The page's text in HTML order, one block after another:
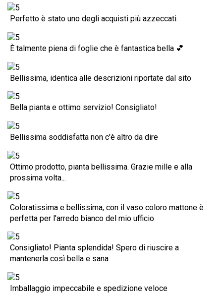
Perfetto è stato uno degli acquisti più azzeccati.
È talmente piena di foglie che è fantastica bella 💕
Bellissima, identica alle descrizioni riportate dal sito
Bella pianta e ottimo servizio! Consigliato!
Bellissima soddisfatta non c'è altro da dire
Ottimo prodotto, pianta bellissima. Grazie mille e alla
prossima volta...
Coloratissima e bellissima, con il vaso coloro mattone è
perfetta per l'arredo bianco del mio ufficio
Consigliato! Pianta splendida! Spero di riuscire a
mantenerla così bella e sana
Imballaggio impeccabile e spedizione veloce